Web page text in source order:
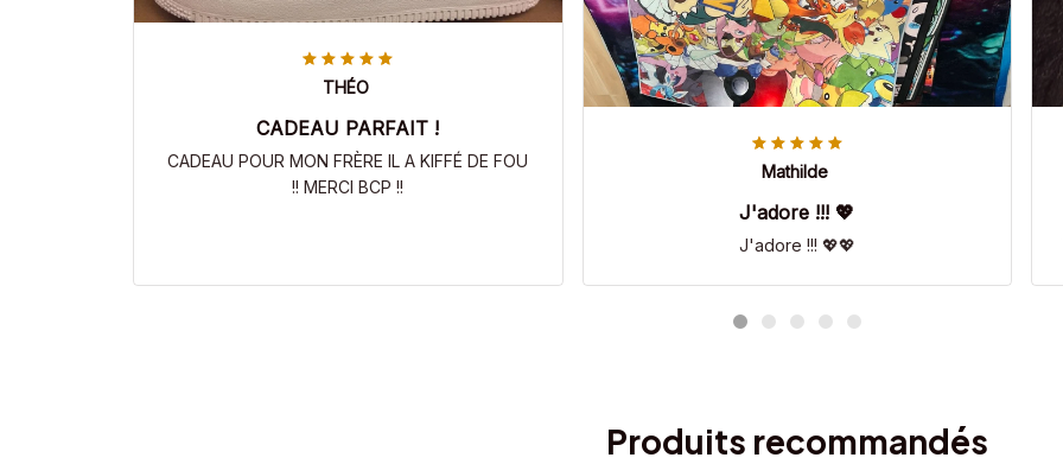
THÉO
CADEAU PARFAIT !
CADEAU POUR MON FRÈRE IL A KIFFÉ DE FOU
!! MERCI BCP !!
Mathilde
J'adore !!! 💖
J'adore !!! 💖💖
Produits recommandés